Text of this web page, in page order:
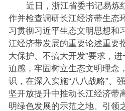
近日，浙江省委书记易炼
作并检查调研长江经济带生态
习贯彻习近平生态文明思想和
江经济带发展的重要论述重要
大保护、不搞大开发”要求，
迫感，牢固树立生态文明理念
识，在深入实施“八八战略”、
坚开放提升中推动长江经济带
明绿色发展的示范之地、引领